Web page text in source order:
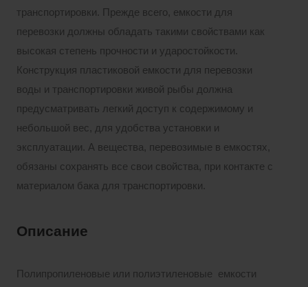
транспортировки. Прежде всего, емкости для
перевозки должны обладать такими свойствами как
высокая степень прочности и ударостойкости.
Конструкция пластиковой емкости для перевозки
воды и транспортировки живой рыбы должна
предусматривать легкий доступ к содержимому и
небольшой вес, для удобства установки и
эксплуатации. А вещества, перевозимые в емкостях,
обязаны сохранять все свои свойства, при контакте с
материалом бака для транспортировки.
Описание
Полипропиленовые или полиэтиленовые емкости